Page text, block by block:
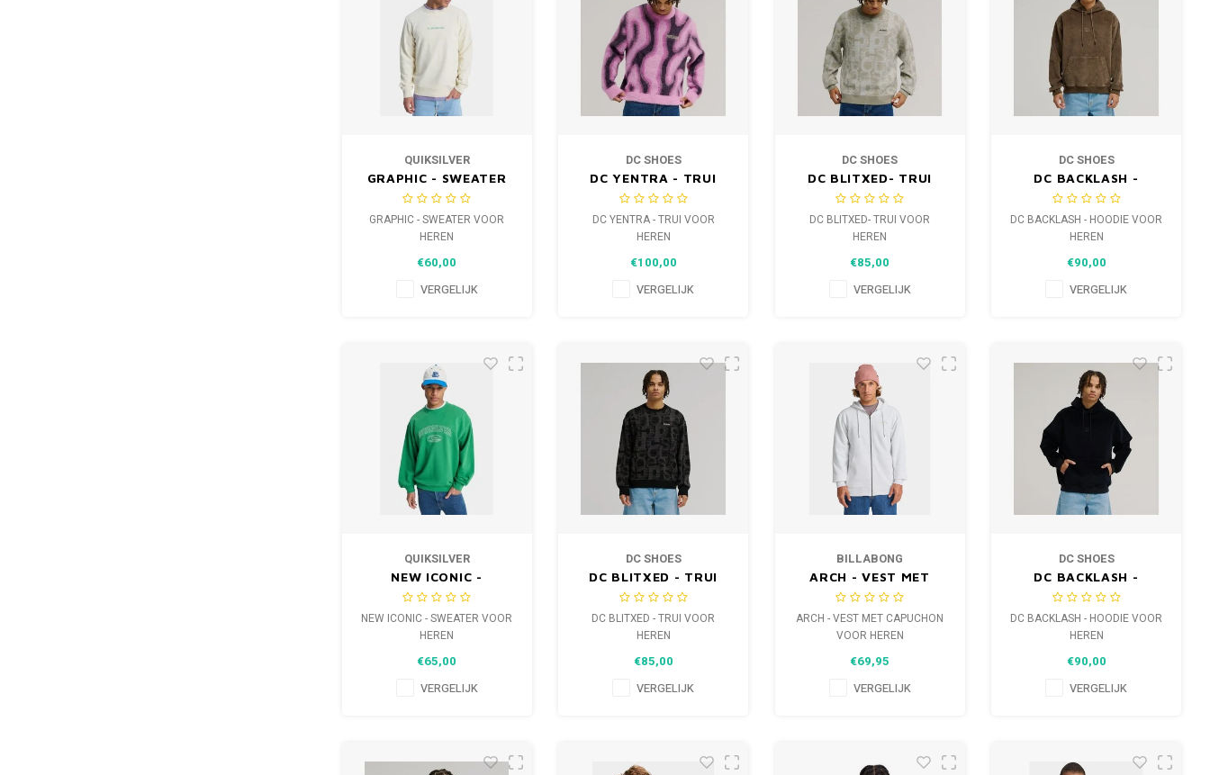
QUIKSILVER
GRAPHIC - SWEATER
VOOR HEREN
GRAPHIC - SWEATER VOOR
HEREN
€60,00
VERGELIJK
DC SHOES
DC YENTRA - TRUI
VOOR HEREN
DC YENTRA - TRUI VOOR
HEREN
€100,00
VERGELIJK
DC SHOES
DC BLITXED- TRUI
VOOR HEREN
DC BLITXED- TRUI VOOR
HEREN
€85,00
VERGELIJK
DC SHOES
DC BACKLASH -
HOODIE VOOR HEREN
DC BACKLASH - HOODIE VOOR
HEREN
€90,00
VERGELIJK
QUIKSILVER
NEW ICONIC -
SWEATER VOOR
HEREN
NEW ICONIC - SWEATER VOOR
HEREN
€65,00
VERGELIJK
DC SHOES
DC BLITXED - TRUI
VOOR HEREN
DC BLITXED - TRUI VOOR
HEREN
€85,00
VERGELIJK
BILLABONG
ARCH - VEST MET
CAPUCHON VOOR
HEREN
ARCH - VEST MET CAPUCHON
VOOR HEREN
€69,95
VERGELIJK
DC SHOES
DC BACKLASH -
HOODIE VOOR HEREN
DC BACKLASH - HOODIE VOOR
HEREN
€90,00
VERGELIJK